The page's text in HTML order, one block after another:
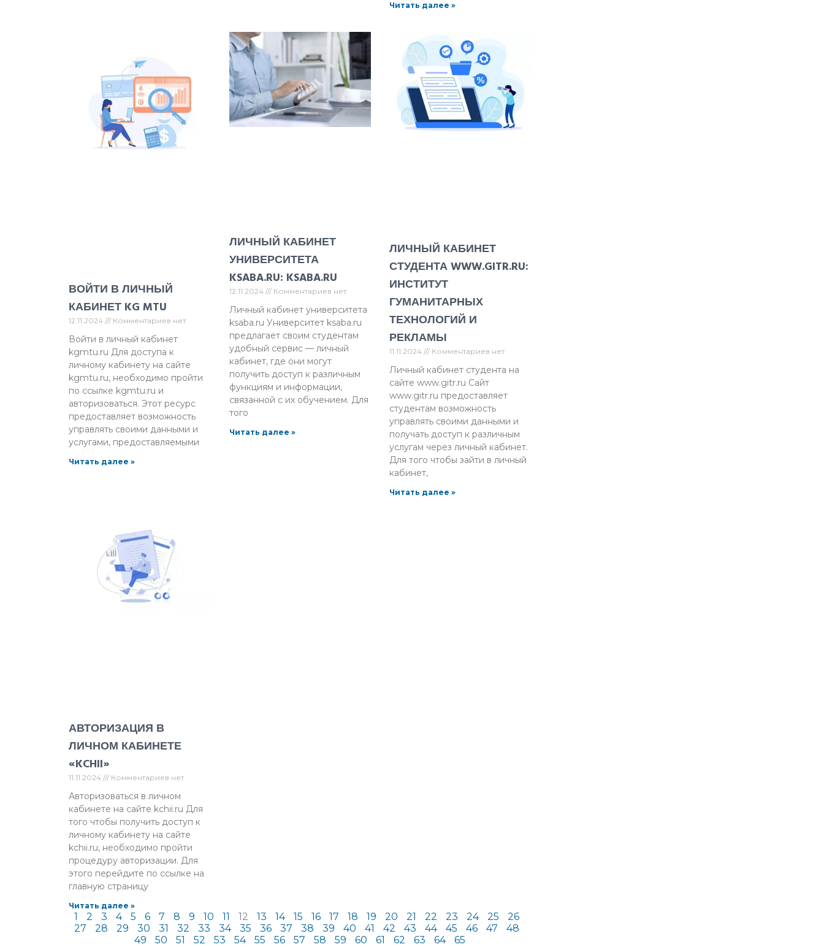
Читать далее »
ВОЙТИ В ЛИЧНЫЙ
КАБИНЕТ KG MTU
12.11.2024 Комментариев нет
Войти в личный кабинет
kgmtu.ru Для доступа к
личному кабинету на сайте
kgmtu.ru, необходимо пройти
по ссылке kgmtu.ru и
авторизоваться. Этот ресурс
предоставляет возможность
управлять своими данными и
услугами, предоставляемыми
Читать далее »
ЛИЧНЫЙ КАБИНЕТ
УНИВЕРСИТЕТА
KSABA.RU: KSABA.RU
12.11.2024 Комментариев нет
Личный кабинет университета
ksaba.ru Университет ksaba.ru
предлагает своим студентам
удобный сервис — личный
кабинет, где они могут
получить доступ к различным
функциям и информации,
связанной с их обучением. Для
того
Читать далее »
ЛИЧНЫЙ КАБИНЕТ
СТУДЕНТА WWW.GITR.RU:
ИНСТИТУТ
ГУМАНИТАРНЫХ
ТЕХНОЛОГИЙ И
РЕКЛАМЫ
11.11.2024 Комментариев нет
Личный кабинет студента на
сайте www.gitr.ru Сайт
www.gitr.ru предоставляет
студентам возможность
управлять своими данными и
получать доступ к различным
услугам через личный кабинет.
Для того чтобы зайти в личный
кабинет,
Читать далее »
АВТОРИЗАЦИЯ В
ЛИЧНОМ КАБИНЕТЕ
«KCHII»
11.11.2024 Комментариев нет
Авторизоваться в личном
кабинете на сайте kchii.ru Для
того чтобы получить доступ к
личному кабинету на сайте
kchii.ru, необходимо пройти
процедуру авторизации. Для
этого перейдите по ссылке на
главную страницу
Читать далее »
1 2 3 4 5 6 7 8 9 10 11 12 13 14 15 16 17 18 19 20 21 22 23 24 25
26
27
28 29 30 31 32 33 34 35 36 37 38 39 40 41 42 43 44 45 46 47
48
49
50 51 52 53 54 55 56 57 58 59 60 61 62 63 64 65